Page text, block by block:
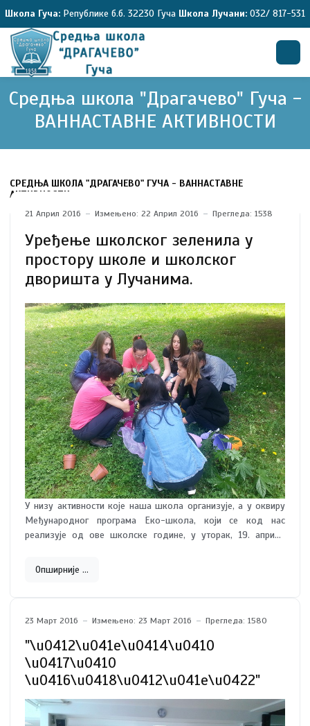
Школа Гуча: Републике б.б. 32230 Гуча Школа Лучани: 032/ 817-531
Средња школа "Драгачево" Гуча -
ВАННАСТАВНЕ АКТИВНОСТИ
СРЕДЊА ШКОЛА "ДРАГАЧЕВО" ГУЧА - ВАННАСТАВНЕ
АКТИВНОСТИ
21 Април 2016 Измењено: 22 Април 2016 Прегледа: 1538
Уређење школског зеленила у
простору школе и школског
дворишта у Лучанима.
У низу активности које наша школа организује, а у оквиру
Међународног програма Еко-школа, који се код нас
реализује од ове школске године, у уторак, 19. априла
школског зеленила у простору школе и школског
дворишта у Лучанима.
Опширније …
23 Март 2016 Измењено: 23 Март 2016 Прегледа: 1580
"\u0412\u041e\u0414\u0410
\u0417\u0410
\u0416\u0418\u0412\u041e\u0422"
Претрага